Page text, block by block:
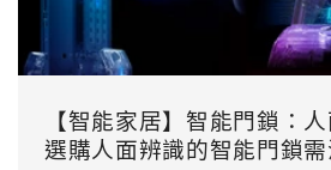
【智能家居】智能門鎖：
選購人面辨識的智能門鎖